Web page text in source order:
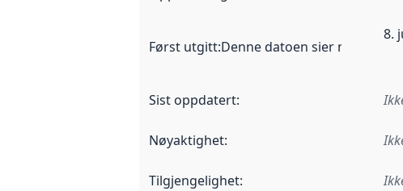
Først utgitt:Denne datoen sier når
8.
Sist oppdatert:
Nøyaktighet:
Tilgjengelighet: